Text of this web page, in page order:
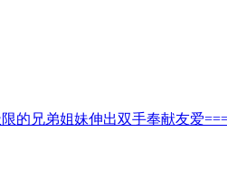
的兄弟姐妹伸出双手奉献友爱